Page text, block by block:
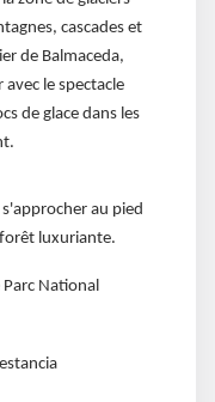
cascades et
de Balmaceda,
le spectacle
de glace dans les
au pied
luxuriante.
National